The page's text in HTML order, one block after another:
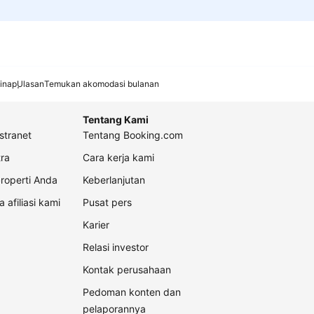
UlasanTemukan akomodasi bulanan
Anda
afiliasi kami
Tentang Kami
Tentang Booking.com
Cara kerja kami
Keberlanjutan
Pusat pers
Karier
Relasi investor
Kontak perusahaan
Pedoman konten dan
pelaporannya